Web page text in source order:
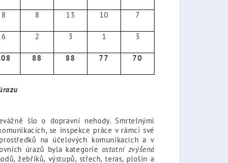
8 8 13 10 7
6 2 3 1 3
88 88 77 70
šlo o dopravní nehody. Smrtelnými
se inspekce práce v rámci své
na účelových komunikacích a v
úrazů byla kategorie ostatní zvýšená
žebříků, výstupů, střech, teras, plošin a